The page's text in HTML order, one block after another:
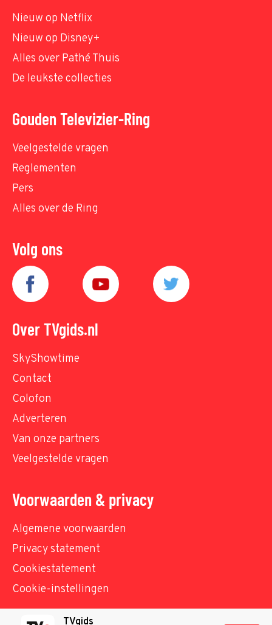
Nieuw op Netflix
Nieuw op Disney+
Alles over Pathé Thuis
De leukste collecties
Gouden Televizier-Ring
Veelgestelde vragen
Reglementen
Pers
Alles over de Ring
Volg ons
Over TVgids.nl
SkyShowtime
Contact
Colofon
Adverteren
Van onze partners
Veelgestelde vragen
Voorwaarden & privacy
Algemene voorwaarden
Privacy statement
Cookiestatement
Cookie-instellingen
TVgids